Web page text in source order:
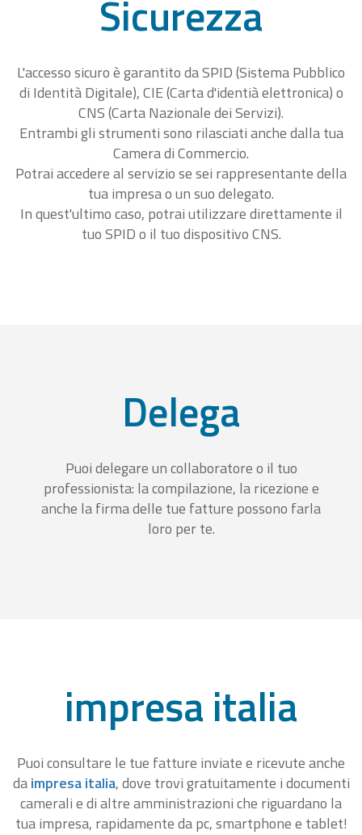
Sicurezza
L'accesso sicuro è garantito da SPID (Sistema Pubblico
di Identità Digitale), CIE (Carta d'identià elettronica) o
CNS (Carta Nazionale dei Servizi).
Entrambi gli strumenti sono rilasciati anche dalla tua
Camera di Commercio.
Potrai accedere al servizio se sei rappresentante della
tua impresa o un suo delegato.
In quest'ultimo caso, potrai utilizzare direttamente il
tuo SPID o il tuo dispositivo CNS.
Delega
Puoi delegare un collaboratore o il tuo
professionista: la compilazione, la ricezione e
anche la firma delle tue fatture possono farla
loro per te.
impresa italia
Puoi consultare le tue fatture inviate e ricevute anche
daimpresa italia, dove trovi gratuitamente i documenti
camerali e di altre amministrazioni che riguardano la
tua impresa, rapidamente da pc, smartphone e tablet!